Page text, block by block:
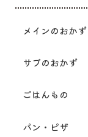
メインのおかず
サブのおかず
ごはんもの
パン・ピザ